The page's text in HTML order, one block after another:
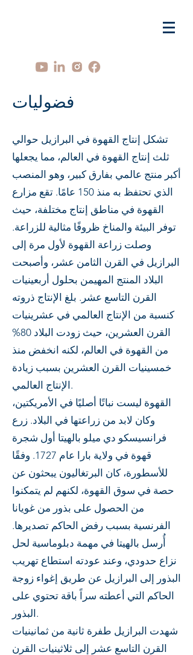
​فضوليات
تشكل إنتاج القهوة في البرازيل حوالي
ثلث إنتاج القهوة في العالم، مما يجعلها
أكبر منتج عالمي بفارق كبير، وهو المنصب
الذي تحتفظ به منذ 150 عامًا. تقع مزارع
القهوة في مناطق إنتاج مختلفة، حيث
توفر البيئة والمناخ ظروفًا مثالية للزراعة.
وصلت زراعة القهوة لأول مرة إلى
البرازيل في القرن الثامن عشر، وأصبحت
البلاد المنتج المهيمن بحلول أربعينيات
القرن التاسع عشر. بلغ الإنتاج ذروته
كنسبة من الإنتاج العالمي في عشرينيات
القرن العشرين، حيث زودت البلاد 80%
من القهوة في العالم، لكنه انخفض منذ
خمسينيات القرن العشرين بسبب زيادة
الإنتاج العالمي.
القهوة ليست نباتًا أصليًا في الأمريكتين،
وكان لابد من زراعتها في البلاد. زرع
فرانسيسكو دي ميلو بالهيتا أول شجرة
قهوة في ولاية بارا عام 1727. وفقًا
للأسطورة، كان البرتغاليون يبحثون عن
حصة في سوق القهوة، لكنهم لم يتمكنوا
من الحصول على بذور من غويانا
الفرنسية بسبب رفض الحاكم تصديرها.
أُرسل بالهيتا في مهمة دبلوماسية لحل
نزاع حدودي، وعند عودته استطاع تهريب
البذور إلى البرازيل عن طريق إغواء زوجة
الحاكم التي أعطته سراً باقة تحتوي على
البذور.
شهدت البرازيل طفرة ثانية من ثمانينيات
القرن التاسع عشر إلى ثلاثينيات القرن